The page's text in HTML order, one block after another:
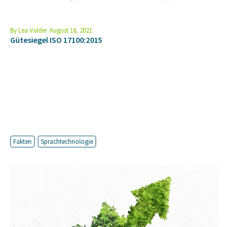
ByLea Valder August 18, 2021
Gütesiegel ISO 17100:2015
Fakten Sprachtechnologie